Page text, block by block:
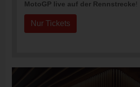
MotoGP live auf der Rennstrecke
Nur Tickets